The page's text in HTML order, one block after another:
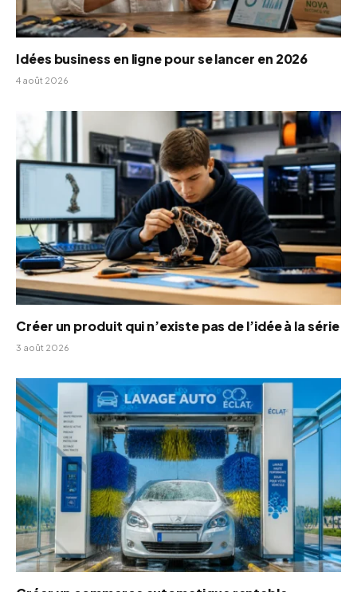
Idées business en ligne pour se lancer en 2026
4 août 2026
Créer un produit qui n’existe pas de l’idée à la série
3 août 2026